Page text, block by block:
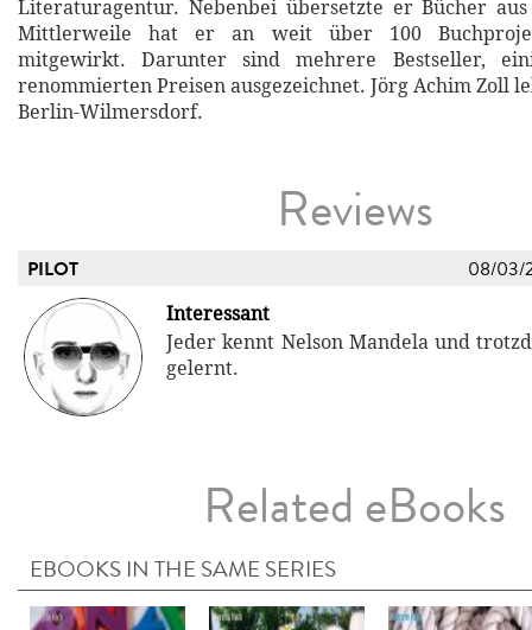
Literaturagentur. Nebenbei übersetzte er Bücher
Mittlerweile hat er an weit über 100
mitgewirkt. Darunter sind mehrere Bestseller,
renommierten Preisen ausgezeichnet. Jörg Achim Zoll
Berlin-Wilmersdorf.
Reviews
PILOT 08/03/
Interessant
Jeder kennt Nelson Mandela und
gelernt.
Related eBooks
EBOOKS IN THE SAME SERIES